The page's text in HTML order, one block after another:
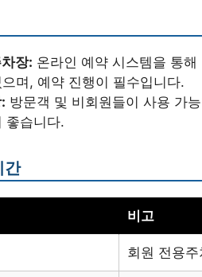
장: 온라인 예약 시스템을 통
며, 예약 진행이 필수입니다.
방문객 및 비회원들이 사용 가
좋습니다.
간
비고
회원 전용